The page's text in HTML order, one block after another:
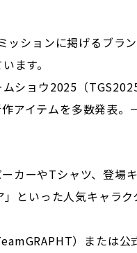
ションに掲げるブラン
ます。
ショウ2025（TGS2025
アイテムを多数発表。
カーやTシャツ、登場
といった人気キャラク
）または公